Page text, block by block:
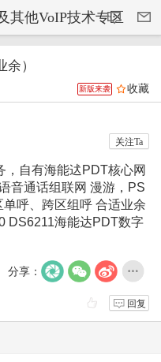
其他VoIP技术专区
）
新版来袭 收藏
关注Ta
自有海能迖PDT核心网
音通话组联网 漫游，PS
呼、跨区组呼 合适业余
DS6211海能达PDT数字
分享：
回复